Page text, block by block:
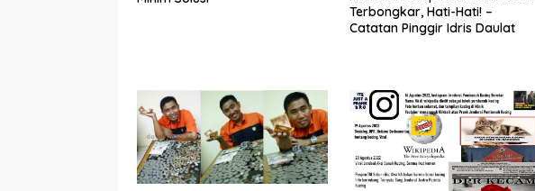
Terbongkar, Hati-Hati! –
Catatan Pinggir Idris Daulat